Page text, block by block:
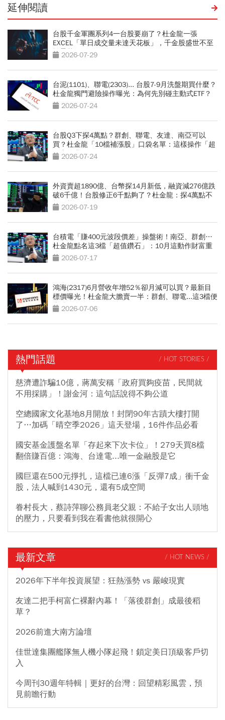
延伸閱讀
台股千金軍團系列4一台股要崩了？杜金龍一張
EXCEL「單日成交量未達天花板」，千金股盛世不至
於曇花一現
2026-07-29
台泥(1101)、聯電(2303)... 台股7-9月洗盤期買什麼？
杜金龍獨門避險操作曝光：為何先別碰主動式ETF？
2026-07-24
台股Q3下探4萬點？群創、聯電、友達、南亞可以
買？杜金龍「10檔補漲股」口袋名單：這樣操作「超
好賺的啦」
2026-07-24
外資賣超1890億、台幣探14月新低，融資減276億跌
破6千億！台股修正6千點夠了？杜金龍：探4萬點不
無可能
2026-07-19
台積電「賺400元波段價差」操盤術！南亞、群創…
杜金龍點名這3檔「超值鑽石」：10月這動作財富重
分配2026-07-17
鴻海(2317)6月營收年增52％卻月減可以買？最新目
標價曝光！杜金龍大膽賣一半：群創、聯電...這3檔便
當股更有肉
2026-07-06
熱門話題 / HOT STORIES /
慈濟遭詐騙10億，蔣萬安稱「政府買夠疫苗，民間就
不用採購」！謝金河：這句話說得不夠公道
空總國家文化基地8月開放！封閉90年古蹟大樓打開
了…加碼「晴空季2026」這天登場，16件作品必看
國安基金護盤名單「存起來下次卡位」！279天買8檔
翻倍賺百億：鴻海、台達電...唯一金融股是它
國巨還在500元掙扎，這檔已連6漲「反彈7成」衝千金
股，法人喊到1430元，還有5成空間
眷村長大，蔡詩萍聊公務員老父親：不給子女出人頭地
的壓力，只要看到我在看書他就很開心
最新文章 / HOT NEWS /
2026年下半年投資展望：狂熱漲勢 vs 嚴峻現實
友達二把手柯富仁裸辭內幕！「落後群創」成最後稻
草？
2026前進大南方論壇
佳世達集團艦隊無人機小隊起飛！鎖定美日頂級客戶切
入
今周刊30週年特輯｜更好的台灣：回望精彩風雲，預
見前瞻行動